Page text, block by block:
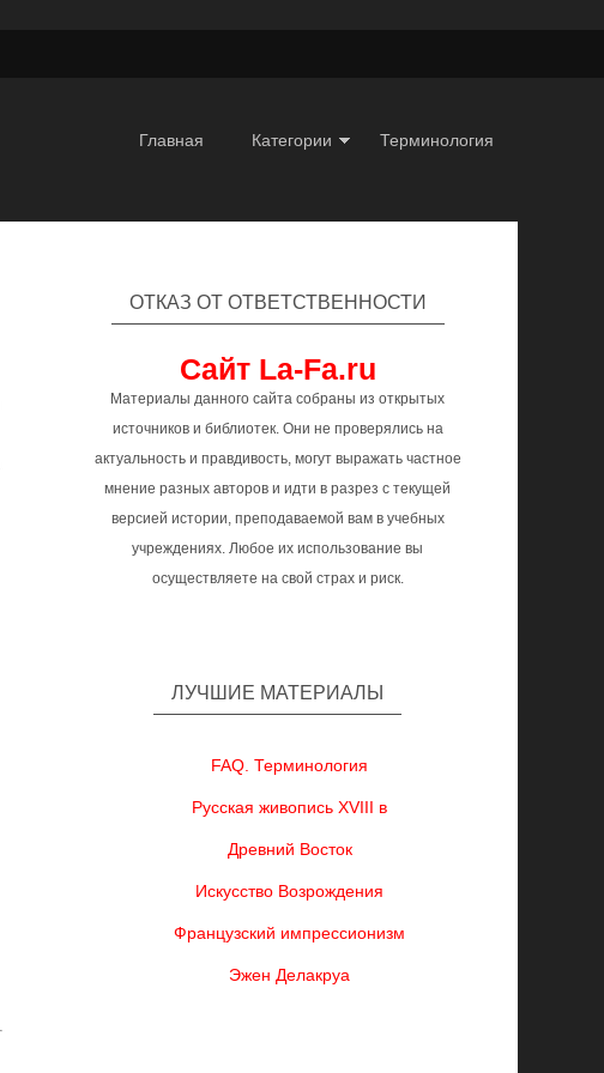
Главная Категории Терминология
ОТКАЗ ОТ ОТВЕТСТВЕННОСТИ
Сайт La-Fa.ru
Материалы данного сайта собраны из открытых
источников и библиотек. Они не проверялись на
актуальность и правдивость, могут выражать частное
мнение разных авторов и идти в разрез с текущей
версией истории, преподаваемой вам в учебных
учреждениях. Любое их использование вы
осуществляете на свой страх и риск.
ЛУЧШИЕ МАТЕРИАЛЫ
FAQ. Терминология
Русская живопись XVIII в
Древний Восток
Искусство Возрождения
Французский импрессионизм
Эжен Делакруа